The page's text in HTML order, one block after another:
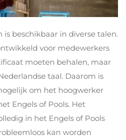
beschikbaar in diverse talen.
voor medewerkers
moeten behalen, maar
taal. Daarom is
om het hoogwerker
Engels of Pools. Het
in het Engels of Pools
kan worden